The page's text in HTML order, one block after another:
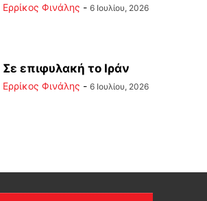
Ερρίκος Φινάλης - 6 Ιουλίου, 2026
Σε επιφυλακή το Ιράν
Ερρίκος Φινάλης - 6 Ιουλίου, 2026